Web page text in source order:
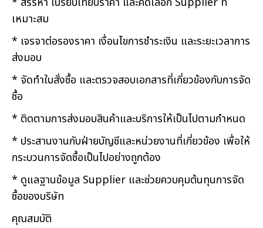
เหมาะสม
* เจรจาต่อรองราคา เงื่อนไขการชำระเงิน และระยะเวลาการ
ส่งมอบ
* จัดทำใบสั่งซื้อ และตรวจสอบเอกสารที่เกี่ยวข้องกับการจัด
ซื้อ
* ติดตามการส่งมอบสินค้าและบริการให้เป็นไปตามกำหนด
* ประสานงานกับฝ่ายบัญชีและหน่วยงานที่เกี่ยวข้อง เพื่อให้
กระบวนการจัดซื้อเป็นไปอย่างถูกต้อง
* ดูแลฐานข้อมูล Supplier และช่วยควบคุมต้นทุนการจัด
ซื้อของบริษัท
คุณสมบัติ